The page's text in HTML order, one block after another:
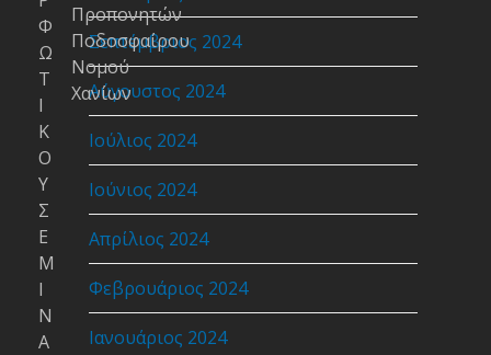
Σεπτέμβριος 2024
Αύγουστος 2024
Ιούλιος 2024
Ιούνιος 2024
Απρίλιος 2024
Φεβρουάριος 2024
Ιανουάριος 2024
Φ
Ω
Τ
Ι
Κ
Ο
Υ
Σ
Ε
Μ
Ι
Ν
Α
Προπονητών
Ποδοσφαίρου
Νομού
Χανίων